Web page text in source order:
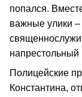
попался.
важные улики –
напрестольный
Полицейские
Константина,